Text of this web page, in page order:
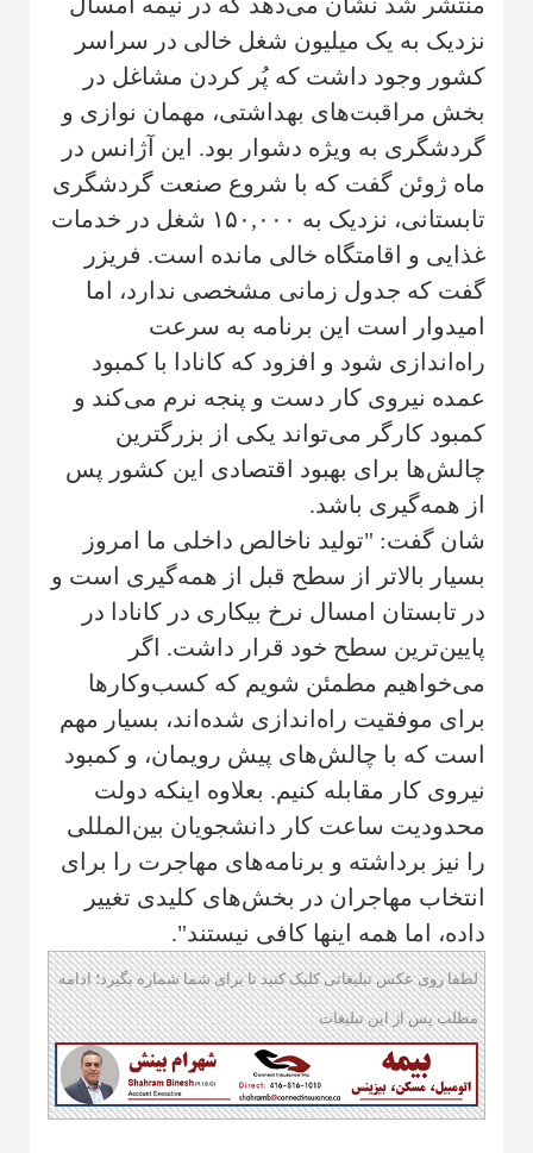
نزدیک به یک میلیون شغل خالی در سراسر
کشور وجود داشت که پُر کردن مشاغل در
بخش مراقبت‌های بهداشتی، مهمان نوازی و
گردشگری به ویژه دشوار بود. این آژانس در
ماه ژوئن گفت که با شروع صنعت گردشگری
تابستانی، نزدیک به ۱۵۰,۰۰۰ شغل در خدمات
غذایی و اقامتگاه خالی مانده است. فریزر
گفت که جدول زمانی مشخصی ندارد، اما
امیدوار است این برنامه به سرعت
راه‌اندازی شود و افزود که کانادا با کمبود
عمده نیروی کار دست و پنجه نرم می‌کند و
کمبود کارگر می‌تواند یکی از بزرگترین
چالش‌ها برای بهبود اقتصادی این کشور پس
از همه‌گیری باشد.
شان گفت: "تولید ناخالص داخلی ما امروز
بسیار بالاتر از سطح قبل از همه‌گیری است و
در تابستان امسال نرخ بیکاری در کانادا در
پایین‌ترین سطح خود قرار داشت. اگر
می‌خواهیم مطمئن شویم که کسب‌وکارها
برای موفقیت راه‌اندازی شده‌اند، بسیار مهم
است که با چالش‌های پیش رویمان، و کمبود
نیروی کار مقابله کنیم. بعلاوه اینکه دولت
محدودیت ساعت کار دانشجویان بین‌المللی
را نیز برداشته و برنامه‌های مهاجرت را برای
انتخاب مهاجران در بخش‌های کلیدی تغییر
داده، اما همه اینها کافی نیستند".
لطفا روی عکس تبلیغاتی کلیک کنید تا برای شما شماره بگیرد؛ ادامه
مطلب پس از این تبلیغات